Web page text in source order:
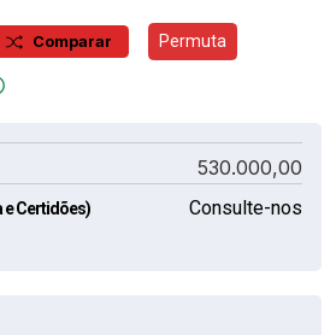
Comparar Permuta
530.000,00
e Certidões) Consulte-nos